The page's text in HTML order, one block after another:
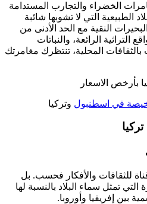
الخضراء والتجارب المستدامة
الطبيعية التي لا تشوبها شائبة
النقية مع الحد الأدنى من
التراثية الرائعة، والنباتات
بالثقافات المحلية، تنتظرك مغامرتك
بأرخص الاسعار
في اسطنبول وتركيا
للثقافات والأفكار فحسب. بل
تمثل سماء البلاد بالنسبة لها
بين إفريقيا وأوروبا.